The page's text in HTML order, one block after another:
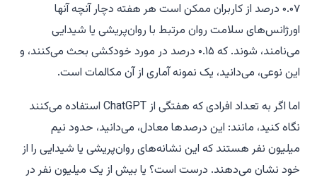
۰.۰۷ درصد از کاربران ممکن است هر هفته دچار آنچه آنها
اورژانس‌های سلامت روان مرتبط با روان‌پریشی یا شیدایی
می‌نامند، شوند. که ۰.۱۵ درصد در مورد خودکشی بحث می‌کنند، و
این نوعی، می‌دانید، یک نمونه آماری از آن مکالمات است.
اما اگر به تعداد افرادی که هفتگی از ChatGPT استفاده می‌کنند
نگاه کنید، مانند: این درصدها معادل، می‌دانید، حدود نیم
میلیون نفر هستند که این نشانه‌های روان‌پریشی یا شیدایی را از
خود نشان می‌دهند. درست است؟ یا بیش از یک میلیون نفر در